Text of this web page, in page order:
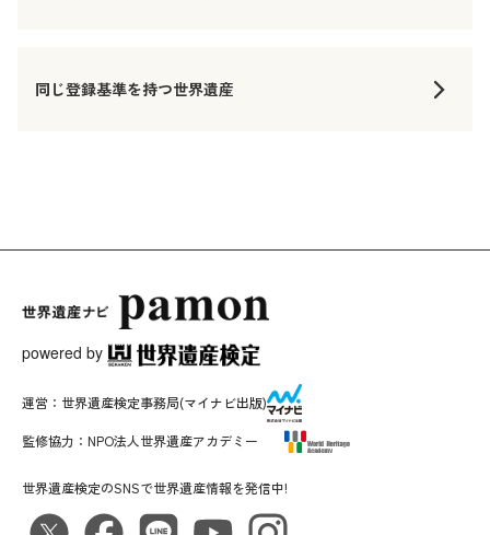
同じ登録基準を持つ世界遺産
powered by
世界遺産検定のSNSで世界遺産情報を発信中!
運営： 世界遺産検定事務局(マイナビ出版)
監修協力： NPO法人世界遺産アカデミー